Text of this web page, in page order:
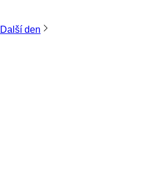
Další den